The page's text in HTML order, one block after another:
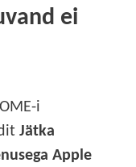
ei
i
Jätka
Apple